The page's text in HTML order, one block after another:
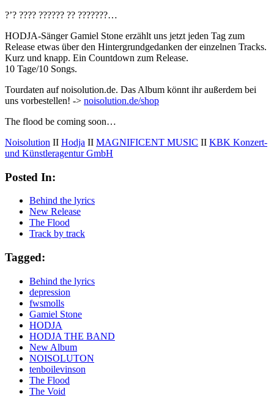
?’? ???? ?????? ?? ???????…
HODJA-Sänger Gamiel Stone erzählt uns jetzt jeden Tag zum
Release etwas über den Hintergrundgedanken der einzelnen Tracks.
Kurz und knapp. Ein Countdown zum Release.
10 Tage/10 Songs.
Tourdaten auf noisolution.de. Das Album könnt ihr außerdem bei
uns vorbestellen! -> noisolution.de/shop
The flood be coming soon…
Noisolution II Hodja II MAGNIFICENT MUSIC II KBK Konzert-
und Künstleragentur GmbH
Posted In:
Behind the lyrics
New Release
The Flood
Track by track
Tagged:
Behind the lyrics
depression
fwsmolls
Gamiel Stone
HODJA
HODJA THE BAND
New Album
NOISOLUTON
tenboilevinson
The Flood
The Void